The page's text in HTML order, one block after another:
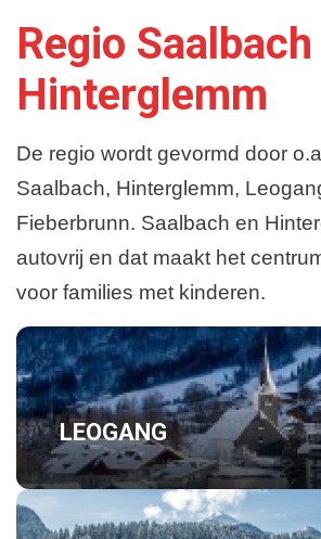
Regio Saalbach
Hinterglemm
De regio wordt gevormd door
Saalbach, Hinterglemm,
Fieberbrunn. Saalbach en
autovrij en dat maakt het
voor families met kinderen.
LEOGANG